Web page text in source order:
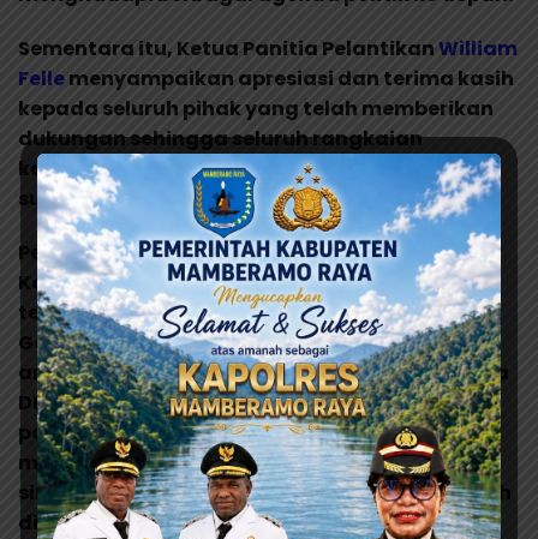
Sementara itu, Ketua Panitia PelantikanWilliam
Fellemenyampaikan apresiasi dan terima kasih
kepada seluruh pihak yang telah memberikan
dukungan sehingga seluruh rangkaian
kegiatan dapat berlangsung aman, tertib dan
sukses.
Pelantikan pengurus DPD II Partai Golkar
Kabupaten Jayapura periode 2026-2031
tersebut turut dihadiri Sekretaris DPD I Partai
Golkar Provinsi PapuaMax Krey, sejumlah
anggota Majelis Rakyat Papua (MRP), anggota
DPR Papua Fraksi Golkar, pimpinan partai
politik, unsur Forkopimda, tokoh adat, tokoh
masyarakat, serta ratusan kader dan
simpatisan Partai Golkar dari berbagai wilayah
di Kabupaten Jayapura.